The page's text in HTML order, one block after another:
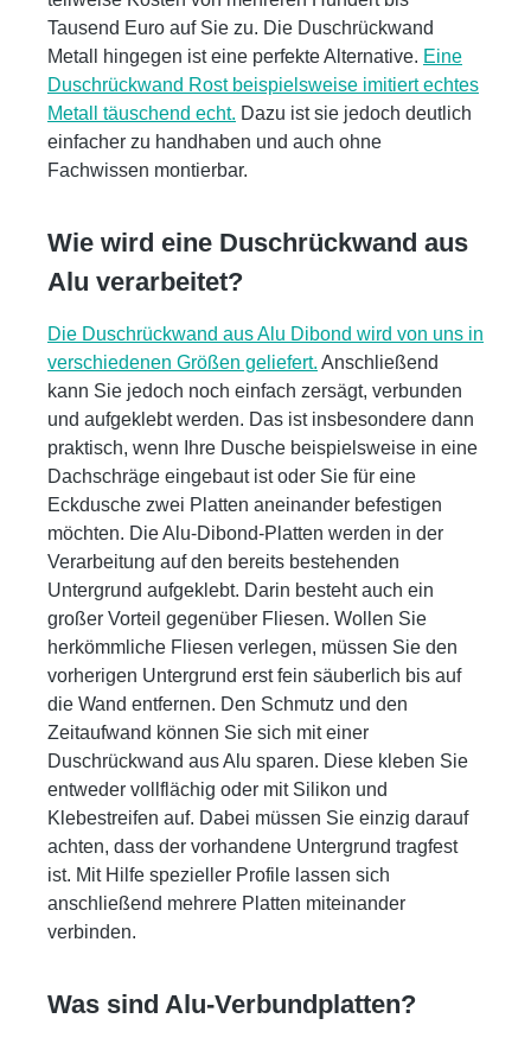
Tausend Euro auf Sie zu. Die Duschrückwand
Metall hingegen ist eine perfekte Alternative. Eine
Duschrückwand Rost beispielsweise imitiert echtes
Metall täuschend echt. Dazu ist sie jedoch deutlich
einfacher zu handhaben und auch ohne
Fachwissen montierbar.
Wie wird eine Duschrückwand aus
Alu verarbeitet?
Die Duschrückwand aus Alu Dibond wird von uns in
verschiedenen Größen geliefert. Anschließend
kann Sie jedoch noch einfach zersägt, verbunden
und aufgeklebt werden. Das ist insbesondere dann
praktisch, wenn Ihre Dusche beispielsweise in eine
Dachschräge eingebaut ist oder Sie für eine
Eckdusche zwei Platten aneinander befestigen
möchten. Die Alu-Dibond-Platten werden in der
Verarbeitung auf den bereits bestehenden
Untergrund aufgeklebt. Darin besteht auch ein
großer Vorteil gegenüber Fliesen. Wollen Sie
herkömmliche Fliesen verlegen, müssen Sie den
vorherigen Untergrund erst fein säuberlich bis auf
die Wand entfernen. Den Schmutz und den
Zeitaufwand können Sie sich mit einer
Duschrückwand aus Alu sparen. Diese kleben Sie
entweder vollflächig oder mit Silikon und
Klebestreifen auf. Dabei müssen Sie einzig darauf
achten, dass der vorhandene Untergrund tragfest
ist. Mit Hilfe spezieller Profile lassen sich
anschließend mehrere Platten miteinander
verbinden.
Was sind Alu-Verbundplatten?